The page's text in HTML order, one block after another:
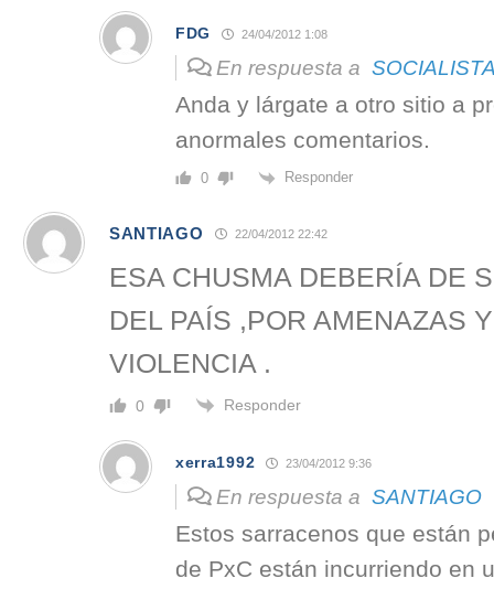
FDG 24/04/2012 1:08
En respuesta a
Anda y lárgate a otro sitio a
anormales comentarios.
0 Responder
SANTIAGO 22/04/2012 22:42
ESA CHUSMA DEBERÍA DE
DEL PAÍS ,POR AMENAZAS
VIOLENCIA .
0 Responder
xerra1992 23/04/2012 9:36
En respuesta a SANTIAGO
Estos sarracenos que están
de PxC están incurriendo en